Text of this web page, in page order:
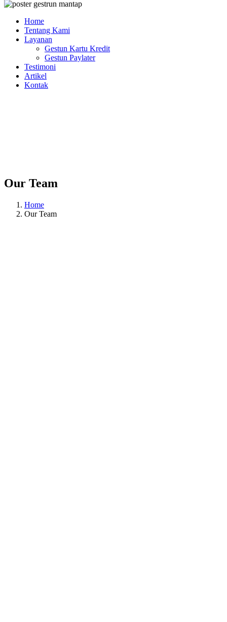
Home
Tentang Kami
Layanan
Gestun Kartu Kredit
Gestun Paylater
Testimoni
Artikel
Kontak
Our Team
Home
Our Team